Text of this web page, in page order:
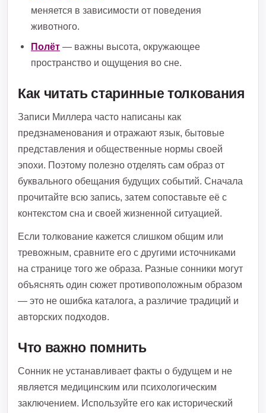
меняется в зависимости от поведения
животного.
Полёт — важны высота, окружающее
пространство и ощущения во сне.
Как читать старинные толкования
Записи Миллера часто написаны как
предзнаменования и отражают язык, бытовые
представления и общественные нормы своей
эпохи. Поэтому полезно отделять сам образ от
буквального обещания будущих событий. Сначала
прочитайте всю запись, затем сопоставьте её с
контекстом сна и своей жизненной ситуацией.
Если толкование кажется слишком общим или
тревожным, сравните его с другими источниками
на странице того же образа. Разные сонники могут
объяснять один сюжет противоположным образом
— это не ошибка каталога, а различие традиций и
авторских подходов.
Что важно помнить
Сонник не устанавливает факты о будущем и не
является медицинским или психологическим
заключением. Используйте его как исторический